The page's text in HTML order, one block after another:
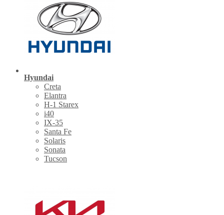
Hyundai
Creta
Elantra
H-1 Starex
i40
IX-35
Santa Fe
Solaris
Sonata
Tucson